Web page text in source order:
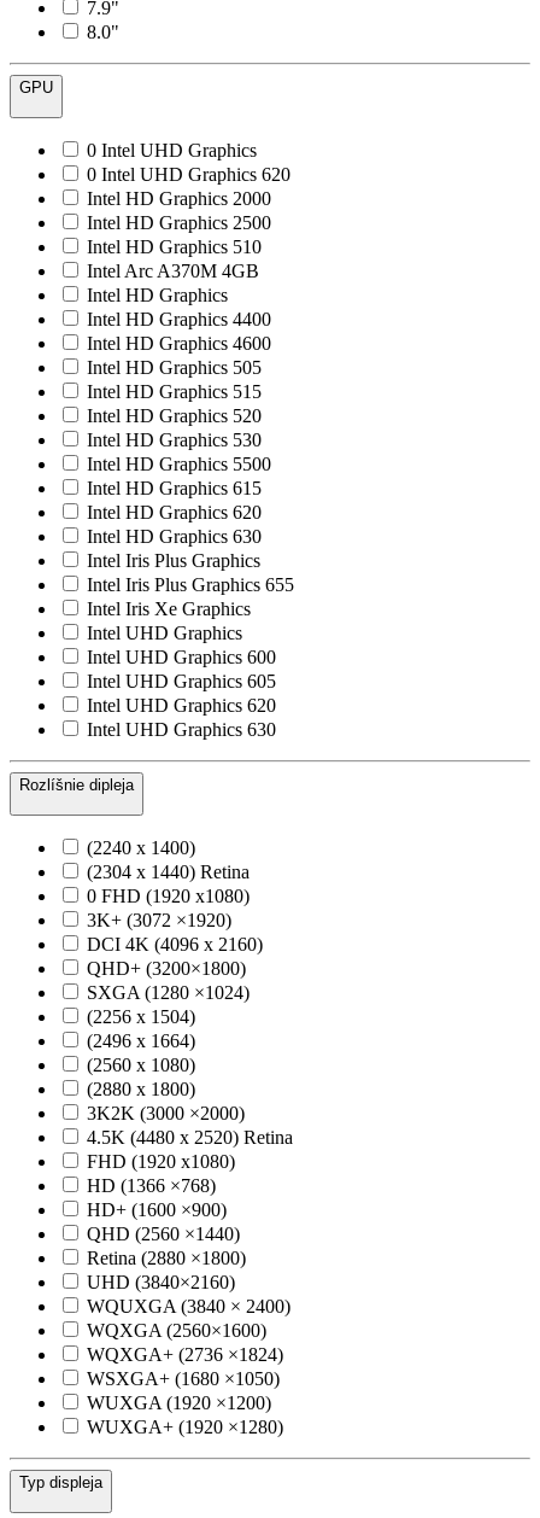
7.9"
8.0"
GPU
0 Intel UHD Graphics
0 Intel UHD Graphics 620
Intel HD Graphics 2000
Intel HD Graphics 2500
Intel HD Graphics 510
Intel Arc A370M 4GB
Intel HD Graphics
Intel HD Graphics 4400
Intel HD Graphics 4600
Intel HD Graphics 505
Intel HD Graphics 515
Intel HD Graphics 520
Intel HD Graphics 530
Intel HD Graphics 5500
Intel HD Graphics 615
Intel HD Graphics 620
Intel HD Graphics 630
Intel Iris Plus Graphics
Intel Iris Plus Graphics 655
Intel Iris Xe Graphics
Intel UHD Graphics
Intel UHD Graphics 600
Intel UHD Graphics 605
Intel UHD Graphics 620
Intel UHD Graphics 630
Rozlíšnie dipleja
(2240 x 1400)
(2304 x 1440) Retina
0 FHD (1920 x1080)
3K+ (3072 ×1920)
DCI 4K (4096 x 2160)
QHD+ (3200×1800)
SXGA (1280 ×1024)
(2256 x 1504)
(2496 x 1664)
(2560 x 1080)
(2880 x 1800)
3K2K (3000 ×2000)
4.5K (4480 x 2520) Retina
FHD (1920 x1080)
HD (1366 ×768)
HD+ (1600 ×900)
QHD (2560 ×1440)
Retina (2880 ×1800)
UHD (3840×2160)
WQUXGA (3840 × 2400)
WQXGA (2560×1600)
WQXGA+ (2736 ×1824)
WSXGA+ (1680 ×1050)
WUXGA (1920 ×1200)
WUXGA+ (1920 ×1280)
Typ displeja